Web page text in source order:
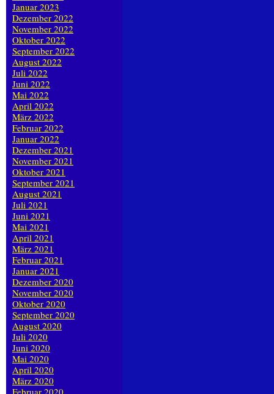
Januar 2023
Dezember 2022
November 2022
Oktober 2022
September 2022
August 2022
Juli 2022
Juni 2022
Mai 2022
April 2022
März 2022
Februar 2022
Januar 2022
Dezember 2021
November 2021
Oktober 2021
September 2021
August 2021
Juli 2021
Juni 2021
Mai 2021
April 2021
März 2021
Februar 2021
Januar 2021
Dezember 2020
November 2020
Oktober 2020
September 2020
August 2020
Juli 2020
Juni 2020
Mai 2020
April 2020
März 2020
Februar 2020